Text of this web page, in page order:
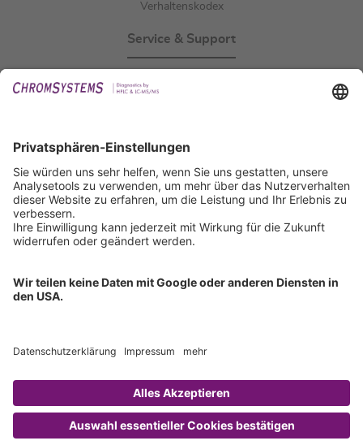
Verhaltenskodex
Service & Support
IFU anfordern
Zertifizierungen
ISO 9001 Zertifikat